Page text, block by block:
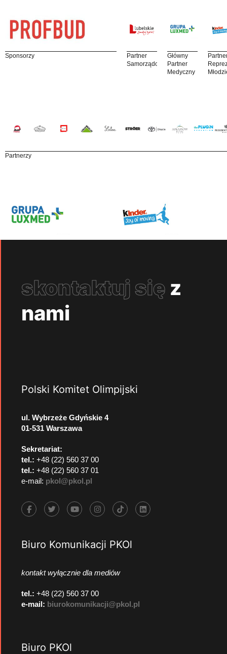
Sponsorzy
Partner
Samorządowy
Główny
Partner
Medyczny
Partnerzy
skontaktuj się z
nami
Polski Komitet Olimpijski
ul. Wybrzeże Gdyńskie 4
01-531 Warszawa
Sekretariat:
tel.: +48 (22) 560 37 00
tel.: +48 (22) 560 37 01
e-mail: pkol@pkol.pl
Biuro Komunikacji PKOl
kontakt wyłącznie dla mediów
tel.: +48 (22) 560 37 00
e-mail: biurokomunikacji@pkol.pl
Biuro PKOl